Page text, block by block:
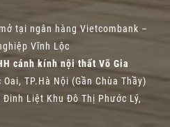
tại ngân hàng Vietcombank –
Vĩnh Lộc
cánh kính nội thất Võ Gia
TP.Hà Nội (Gần Chùa Thầy)
Liệt Khu Đô Thị Phước Lý,